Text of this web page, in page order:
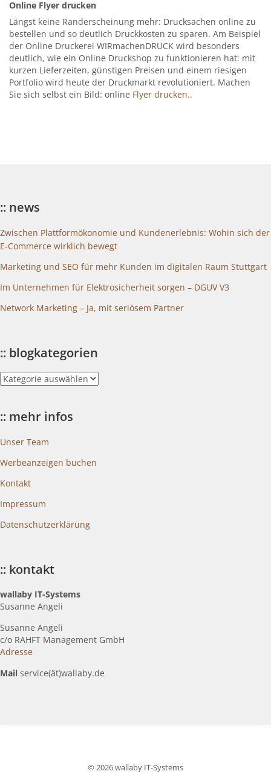
Online Flyer drucken
Längst keine Randerscheinung mehr: Drucksachen online zu
bestellen und so deutlich Druckkosten zu sparen. Am Beispiel
der Online Druckerei WIRmachenDRUCK wird besonders
deutlich, wie ein Online Druckshop zu funktionieren hat: mit
kurzen Lieferzeiten, günstigen Preisen und einem riesigen
Portfolio wird heute der Druckmarkt revolutioniert. Machen
Sie sich selbst ein Bild: online Flyer drucken..
:: news
Zwischen Plattformökonomie und Kundenerlebnis: Wohin sich der
E-Commerce wirklich bewegt
Marketing und SEO für mehr Kunden im digitalen Raum Stuttgart
Im Unternehmen für Elektrosicherheit sorgen – DGUV V3
Network Marketing – Ja, mit seriösem Partner
:: blogkategorien
::
blogkategorien
:: mehr infos
Unser Team
Werbeanzeigen buchen
Kontakt
Impressum
Datenschutzerklärung
:: kontakt
wallaby IT-Systems
Susanne Angeli
Susanne Angeli
c/o RAHFT Management GmbH
Adresse
Mail service(ät)wallaby.de
© 2026 wallaby IT-Systems